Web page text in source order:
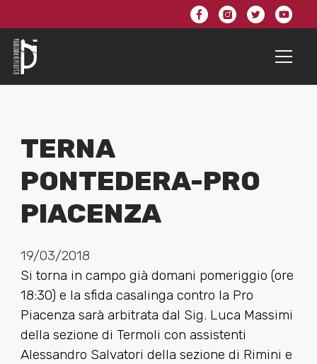
TERNA
PONTEDERA-PRO
PIACENZA
19/03/2018
Si torna in campo già domani pomeriggio (ore
18:30) e la sfida casalinga contro la Pro
Piacenza sarà arbitrata dal Sig. Luca Massimi
della sezione di Termoli con assistenti
Alessandro Salvatori della sezione di Rimini e